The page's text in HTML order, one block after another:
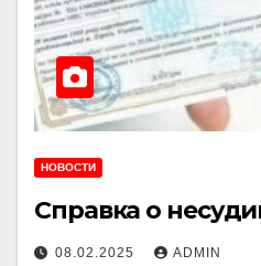
НОВОСТИ
Справка о
08.02.2025 ADMIN